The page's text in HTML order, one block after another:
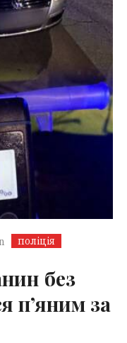
поліція
без
п’яним за